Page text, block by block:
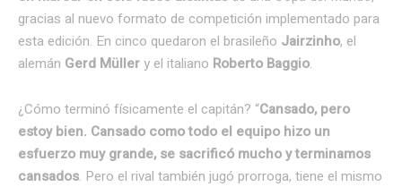
gracias al nuevo formato de competición implementado para
esta edición. En cinco quedaron el brasileño Jairzinho, el
alemán Gerd Müllery el italiano Roberto Baggio.
¿Cómo terminó físicamente el capitán? “Cansado, pero
estoy bien. Cansado como todo el equipo hizo un
esfuerzo muy grande, se sacrificó mucho y terminamos
cansados. Pero el rival también jugó prorroga, tiene el mismo